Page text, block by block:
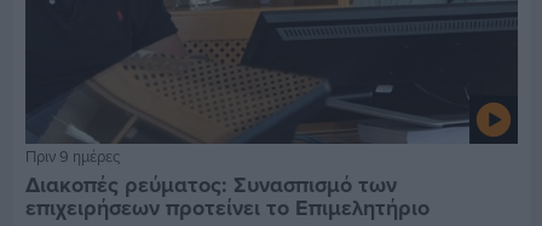
Πριν 9 ημέρες
Διακοπές ρεύματος: Συνασπισμό των
επιχειρήσεων προτείνει το Επιμελητήριο